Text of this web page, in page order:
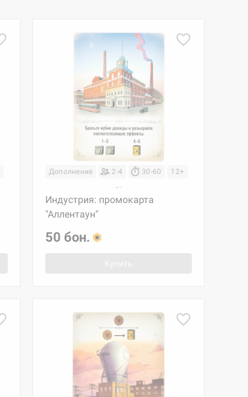
Дополнение 2-4 30-60 12+
Индустрия: промокарта
"Аллентаун"
50 бон.